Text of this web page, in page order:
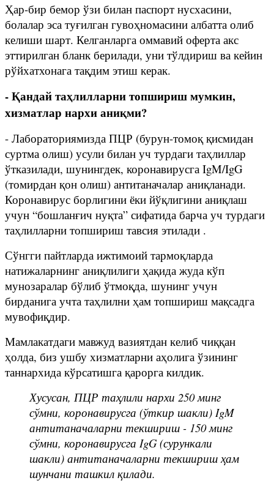
Ҳар-бир бемор ўзи билан паспорт нусхасини,
болалар эса туғилган гувоҳномасини албатта олиб
келиши шарт. Келганларга оммавий оферта акс
эттирилган бланк берилади, уни тўлдириш ва кейин
рўйхатхонага тақдим этиш керак.
- Қандай таҳлилларни топшириш мумкин,
хизматлар нархи аниқми?
- Лабораториямизда ПЦР (бурун-томоқ қисмидан
суртма олиш) усули билан уч турдаги таҳлиллар
ўтказилади, шунингдек, коронавирусга IgM/IgG
(томирдан қон олиш) антитаначалар аниқланади.
Коронавирус борлигини ёки йўқлигини аниқлаш
учун “бошланғич нуқта” сифатида барча уч турдаги
таҳлилларни топшириш тавсия этилади .
Сўнгги пайтларда ижтимоий тармоқларда
натижаларнинг аниқлилиги ҳақида жуда кўп
мунозаралар бўлиб ўтмоқда, шунинг учун
бирданига учта таҳлилни ҳам топшириш мақсадга
мувофиқдир.
Мамлакатдаги мавжуд вазиятдан келиб чиққан
ҳолда, биз ушбу хизматларни аҳолига ўзининг
таннархида кўрсатишга қарорга килдик.
Хусусан, ПЦР таҳлили нархи 250 минг
сўмни, коронавирусга (ўткир шакли) IgM
антитаначаларни текшириш - 150 минг
сўмни, коронавирусга IgG (сурункали
шакли) антитаначаларни текшириш ҳам
шунчани ташкил қилади.